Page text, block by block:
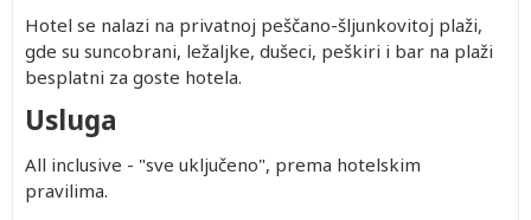
Hotel se nalazi na privatnoj peščano-šljunkovitoj plaži,
gde su suncobrani, ležaljke, dušeci, peškiri i bar na plaži
besplatni za goste hotela.
Usluga
All inclusive - "sve uključeno", prema hotelskim
pravilima.